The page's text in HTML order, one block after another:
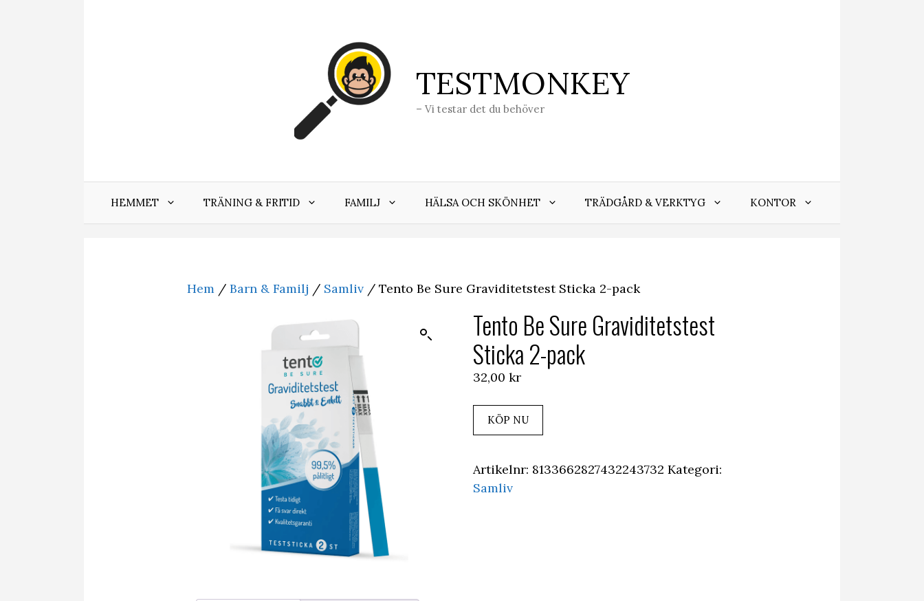
TESTMONKEY
– Vi testar det du behöver
HEMMET TRÄNING & FRITID FAMILJ HÄLSA OCH SKÖNHET TRÄDGÅRD & VERKTYG KONTOR
Hem / Barn & Familj / Samliv / Tento Be Sure Graviditetstest Sticka 2-pack
Tento Be Sure Graviditetstest
Sticka 2-pack
32,00 kr
KÖP NU
Artikelnr: 8133662827432243732 Kategori:
Samliv